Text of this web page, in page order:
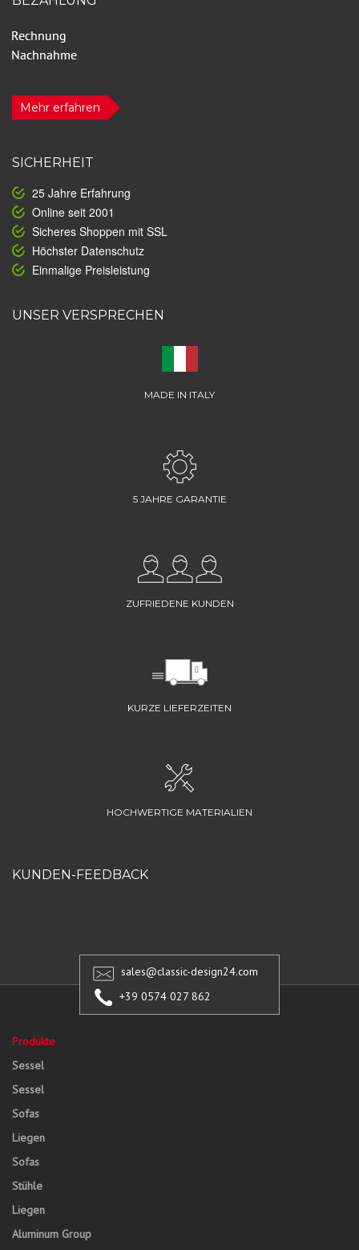
Mehr erfahren
SICHERHEIT
25 Jahre Erfahrung
Online seit 2001
Sicheres Shoppen mit SSL
Höchster Datenschutz
Einmalige Preisleistung
UNSER VERSPRECHEN
MADE IN ITALY
5 JAHRE GARANTIE
ZUFRIEDENE KUNDEN
KURZE LIEFERZEITEN
HOCHWERTIGE MATERIALIEN
KUNDEN-FEEDBACK
sales@classic-design24.com
+39 0574 027 862
Produkte
Sessel
Sessel
Sofas
Liegen
Sofas
Stühle
Liegen
Aluminum Group